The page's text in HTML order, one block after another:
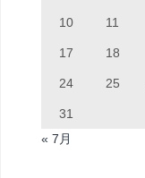
10 11
17 18
24 25
31
« 7月